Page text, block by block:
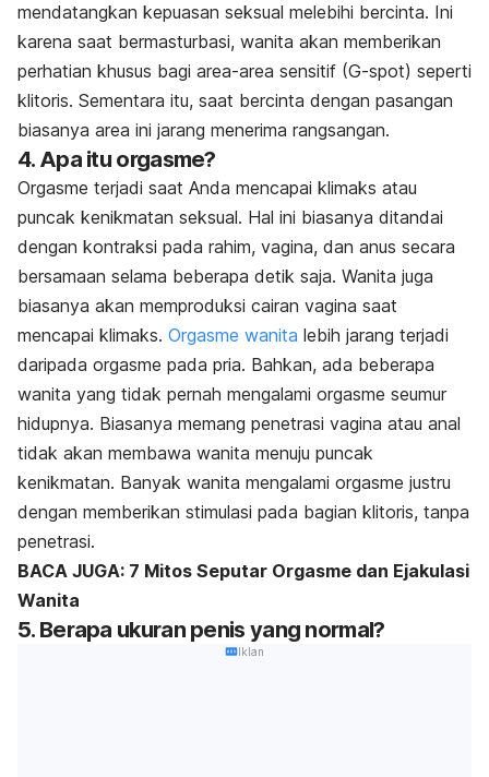
mendatangkan kepuasan seksual melebihi bercinta. Ini
karena saat bermasturbasi, wanita akan memberikan
perhatian khusus bagi area-area sensitif (G-spot) seperti
klitoris. Sementara itu, saat bercinta dengan pasangan
biasanya area ini jarang menerima rangsangan.
4. Apa itu orgasme?
Orgasme terjadi saat Anda mencapai klimaks atau
puncak kenikmatan seksual. Hal ini biasanya ditandai
dengan kontraksi pada rahim, vagina, dan anus secara
bersamaan selama beberapa detik saja. Wanita juga
biasanya akan memproduksi cairan vagina saat
mencapai klimaks. Orgasme wanita lebih jarang terjadi
daripada orgasme pada pria. Bahkan, ada beberapa
wanita yang tidak pernah mengalami orgasme seumur
hidupnya. Biasanya memang penetrasi vagina atau anal
tidak akan membawa wanita menuju puncak
kenikmatan. Banyak wanita mengalami orgasme justru
dengan memberikan stimulasi pada bagian klitoris, tanpa
penetrasi.
BACA JUGA: 7 Mitos Seputar Orgasme dan Ejakulasi
Wanita
5. Berapa ukuran penis yang normal?
Iklan